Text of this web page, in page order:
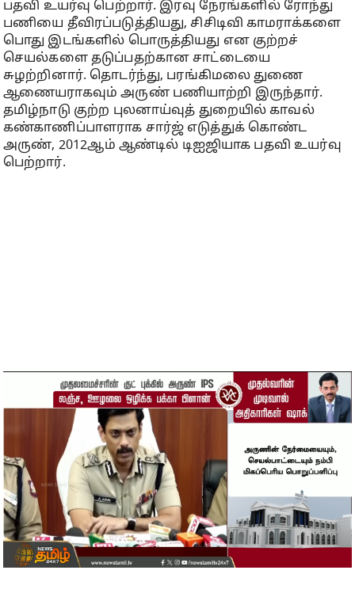
பதவி உயர்வு பெற்றார். இரவு நேரங்களில் ரோந்து
பணியை தீவிரப்படுத்தியது, சிசிடிவி காமராக்களை
பொது இடங்களில் பொருத்தியது என குற்றச்
செயல்களை தடுப்பதற்கான சாட்டையை
சுழற்றினார். தொடர்ந்து, பரங்கிமலை துணை
ஆணையராகவும் அருண் பணியாற்றி இருந்தார்.
தமிழ்நாடு குற்ற புலனாய்வுத் துறையில் காவல்
கண்காணிப்பாளராக சார்ஜ் எடுத்துக் கொண்ட
அருண், 2012ஆம் ஆண்டில் டிஐஜியாக பதவி உயர்வு
பெற்றார்.